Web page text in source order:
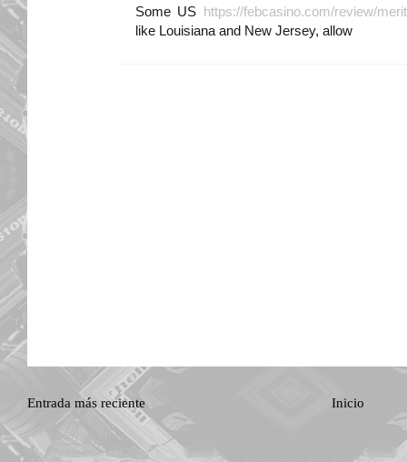
Some US https://febcasino.com/review/
like Louisiana and New Jersey, allow
Entrada más reciente Inicio